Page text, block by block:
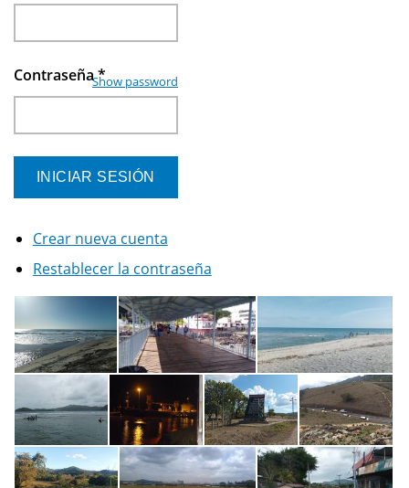
Contraseña*
Show password
Crear nueva cuenta
Restablecer la contraseña